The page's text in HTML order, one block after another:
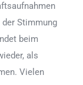
Stimmung
beim
als
Vielen